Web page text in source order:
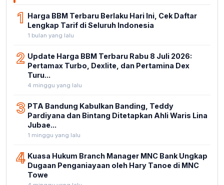
1 Harga BBM Terbaru Berlaku Hari Ini, Cek Daftar
Lengkap Tarif di Seluruh Indonesia
1 bulan yang lalu
2 Update Harga BBM Terbaru Rabu 8 Juli 2026:
Pertamax Turbo, Dexlite, dan Pertamina Dex
Turu...
4 minggu yang lalu
3 PTA Bandung Kabulkan Banding, Teddy
Pardiyana dan Bintang Ditetapkan Ahli Waris Lina
Jubae...
1 minggu yang lalu
4 Kuasa Hukum Branch Manager MNC Bank Ungkap
Dugaan Penganiayaan oleh Hary Tanoe di MNC
Towe